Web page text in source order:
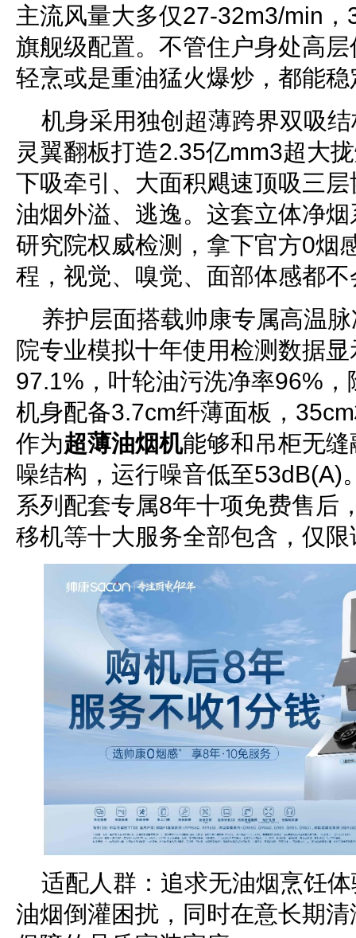
主流风量大多仅27-32m3/min
旗舰级配置。不管住户身处高
轻烹或是重油猛火爆炒，都能
机身采用独创超薄跨界双吸
灵翼翻板打造2.35亿mm3超大
下吸牵引、大面积飓速顶吸三
油烟外溢、逃逸。这套立体净
研究院权威检测，拿下官方0烟
程，视觉、嗅觉、面部体感都
养护层面搭载帅康专属高温
院专业模拟十年使用检测数据
97.1%，叶轮油污洗净率96%
机身配备3.7cm纤薄面板，
作为超薄油烟机能够和吊柜无
噪结构，运行噪音低至53dB(A)
系列配套专属8年十项免费售后
移机等十大服务全部包含，仅
适配人群：追求无油烟烹饪
油烟倒灌困扰，同时在意长期